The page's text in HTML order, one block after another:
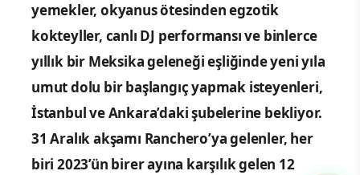
yemekler, okyanus ötesinden egzotik
kokteyller, canlı DJ performansı ve binlerce
yıllık bir Meksika geleneği eşliğinde yeni yıla
umut dolu bir başlangıç yapmak isteyenleri,
İstanbul ve Ankara’daki şubelerine bekliyor.
31 Aralık akşamı Ranchero’ya gelenler, her
biri 2023’ün birer ayına karşılık gelen 12